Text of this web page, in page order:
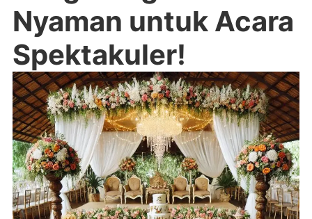
Nyaman untuk Acara
Spektakuler!